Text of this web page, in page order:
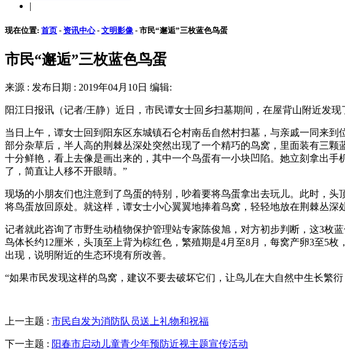
|
现在位置: 首页 - 资讯中心- 文明影像 - 市民“邂逅”三枚蓝色鸟蛋
市民“邂逅”三枚蓝色鸟蛋
来源 : 发布日期 : 2019年04月10日 编辑:
阳江日报讯（记者/王静）近日，市民谭女士回乡扫墓期间，在屋背山附近发
当日上午，谭女士回到阳东区东城镇石仑村南岳自然村扫墓，与亲戚一同来
部分杂草后，半人高的荆棘丛深处突然出现了一个精巧的鸟窝，里面装有三
十分鲜艳，看上去像是画出来的，其中一个鸟蛋有一小块凹陷。她立刻拿出
了，简直让人移不开眼睛。”
现场的小朋友们也注意到了鸟蛋的特别，吵着要将鸟蛋拿出去玩儿。此时，
将鸟蛋放回原处。就这样，谭女士小心翼翼地捧着鸟窝，轻轻地放在荆棘丛
记者就此咨询了市野生动植物保护管理站专家陈俊旭，对方初步判断，这3枚
鸟体长约12厘米，头顶至上背为棕红色，繁殖期是4月至8月，每窝产卵3至5
出现，说明附近的生态环境有所改善。
“如果市民发现这样的鸟窝，建议不要去破坏它们，让鸟儿在大自然中生长繁
上一主题 : 市民自发为消防队员送上礼物和祝福
下一主题 : 阳春市启动儿童青少年预防近视主题宣传活动